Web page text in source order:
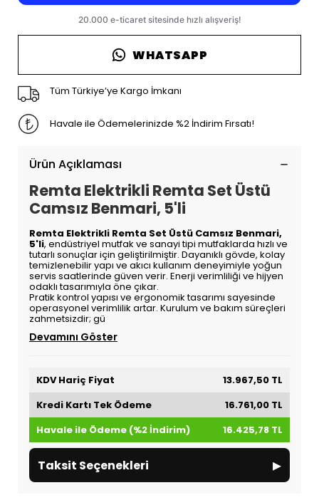
WHATSAPP
Tüm Türkiye’ye Kargo İmkanı
Havale ile Ödemelerinizde %2 İndirim Fırsatı!
Ürün Açıklaması
Remta Elektrikli Remta Set Üstü
Camsız Benmari, 5'li
Remta Elektrikli Remta Set Üstü Camsız Benmari,
5'li, endüstriyel mutfak ve sanayi tipi mutfaklarda hızlı ve
tutarlı sonuçlar için geliştirilmiştir. Dayanıklı gövde, kolay
temizlenebilir yapı ve akıcı kullanım deneyimiyle yoğun
servis saatlerinde güven verir. Enerji verimliliği ve hijyen
odaklı tasarımıyla öne çıkar.
Pratik kontrol yapısı ve ergonomik tasarımı sayesinde
operasyonel verimlilik artar. Kurulum ve bakım süreçleri
zahmetsizdir; gü
Devamını Göster
KDV Hariç Fiyat
13.967,50 TL
Kredi Kartı Tek Ödeme
16.761,00 TL
Havale ile Ödeme (%2 İndirim)
16.425,78 TL
Taksit Seçenekleri ▸